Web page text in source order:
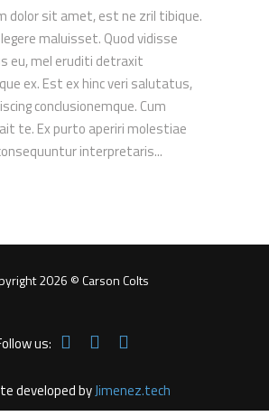
dolor sit amet, est ne zril tibique.
maluisset. Quod vidisse
eu, mel eruditi detraxit
ex. Est ex hinc veri salutatus,
conclusionemque. Cum
te. Ex purto aperiri molestiae
interpretaris...
2026 © Carson Colts
us:
developed byJimenez.tech